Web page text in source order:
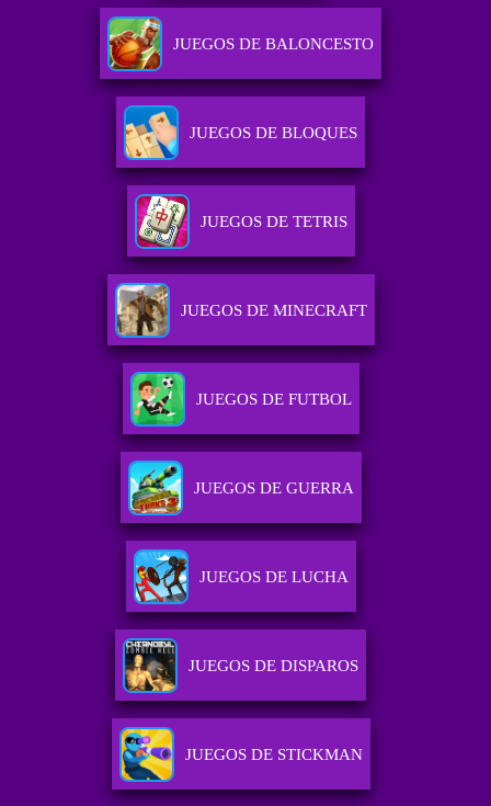
JUEGOS DE BALONCESTO
JUEGOS DE BLOQUES
JUEGOS DE TETRIS
JUEGOS DE MINECRAFT
JUEGOS DE FUTBOL
JUEGOS DE GUERRA
JUEGOS DE LUCHA
JUEGOS DE DISPAROS
JUEGOS DE STICKMAN